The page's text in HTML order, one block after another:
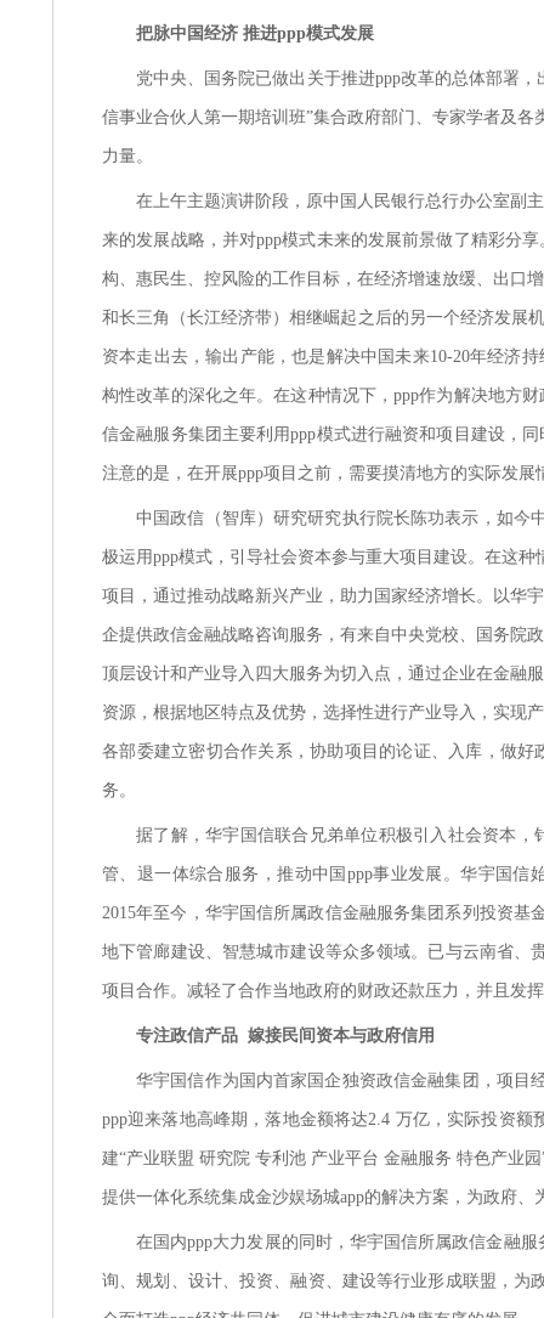
把脉中国经济 推进ppp模式发展
党中央、国务院已做出关于推进ppp改革的总体部署，
信事业合伙人第一期培训班”集合政府部门、专家学者及
力量。
在上午主题演讲阶段，原中国人民银行总行办公室副
来的发展战略，并对ppp模式未来的发展前景做了精彩分
构、惠民生、控风险的工作目标，在经济增速放缓、出口
和长三角（长江经济带）相继崛起之后的另一个经济发展
资本走出去，输出产能，也是解决中国未来10-20年经济
构性改革的深化之年。在这种情况下，ppp作为解决地方
信金融服务集团主要利用ppp模式进行融资和项目建设，
注意的是，在开展ppp项目之前，需要摸清地方的实际发
中国政信（智库）研究研究执行院长陈功表示，如今
极运用ppp模式，引导社会资本参与重大项目建设。在这
项目，通过推动战略新兴产业，助力国家经济增长。以华
企提供政信金融战略咨询服务，有来自中央党校、国务院
顶层设计和产业导入四大服务为切入点，通过企业在金融
资源，根据地区特点及优势，选择性进行产业导入，实现
各部委建立密切合作关系，协助项目的论证、入库，做
务。
据了解，华宇国信联合兄弟单位积极引入社会资本
管、退一体综合服务，推动中国 ppp事业发展。华宇国信
2015年至今，华宇国信所属政信金融服务集团系列投资
地下管廊建设、智慧城市建设等众多领域。已与云南省、
项目合作。减轻了合作当地政府的财政还款压力，并且发
专注政信产品 嫁接民间资本与政府信用
华宇国信作为国内首家国企独资政信金融集团，项目
ppp迎来落地高峰期，落地金额将达2.4 万亿，实际投资
建“产业联盟 研究院 专利池 产业平台 金融服务 特色产业
提供一体化系统集成金沙娱场城app的解决方案，为政府
在国内ppp大力发展的同时，华宇国信所属政信金融
询、规划、设计、投资、融资、建设等行业形成联盟，为